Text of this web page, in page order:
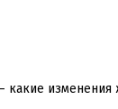
изменения